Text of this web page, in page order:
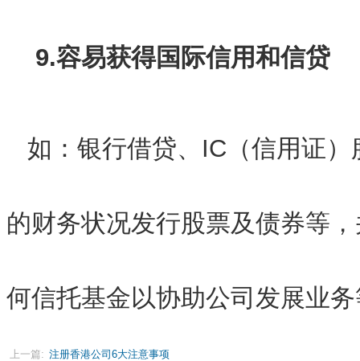
9.容易获得国际信用和信贷
如：银行借贷、IC（信用证
的财务状况发行股票及债券等
何信托基金以协助公司发展业
上一篇: 注册香港公司6大注意事项